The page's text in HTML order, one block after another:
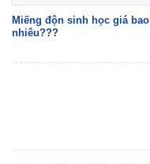
Miếng độn sinh học giá bao
nhiêu???